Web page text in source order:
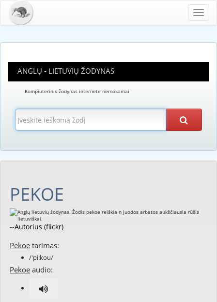
ANGLŲ - LIETUVIŲ ŽODYNAS
Kompiuterinis žodynas internete nemokamai
PEKOE
--Autorius (flickr)
Pekoe tarimas:
/'pi:kou/
Pekoe audio: